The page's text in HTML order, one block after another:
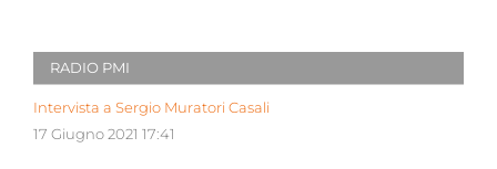
RADIO PMI
Intervista a Sergio Muratori Casali
17 Giugno 2021 17:41